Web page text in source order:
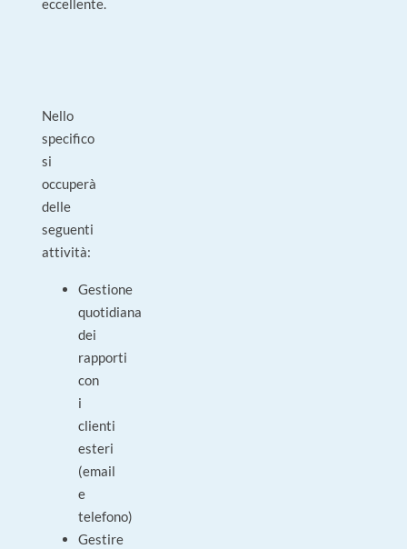
eccellente.
Nello
specifico
si
occuperà
delle
seguenti
attività:
Gestione
quotidiana
dei
rapporti
con
i
clienti
esteri
(email
e
telefono)
Gestire